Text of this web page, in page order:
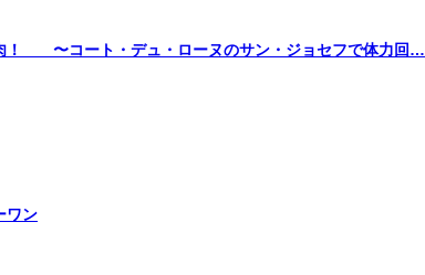
！ 〜コート・デュ・ローヌのサン・ジョセフで体力回…
ワン